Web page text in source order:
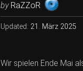
by RaZZoR
Updated: 21. März 2025
Wir spielen Ende Mai